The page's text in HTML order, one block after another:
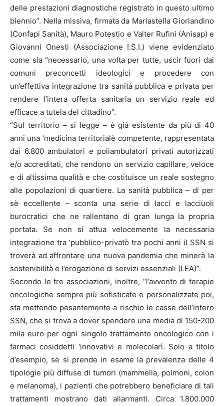
delle prestazioni diagnostiche registrato in questo ultimo
biennio”. Nella missiva, firmata da Mariastella Giorlandino
(Confapi Sanità), Mauro Potestio e Valter Rufini (Anisap) e
Giovanni Onesti (Associazione I.S.I.) viene evidenziato
come sia “necessario, una volta per tutte, uscir fuori dai
comuni preconcetti ideologici e procedere con
un’effettiva integrazione tra sanità pubblica e privata per
rendere l’intera offerta sanitaria un servizio reale ed
efficace a tutela del cittadino”.
“Sul territorio – si legge – è già esistente da più di 40
anni una ‘medicina territorialè competente, rappresentata
dai 6.800 ambulatori e poliambulatori privati autorizzati
e/o accreditati, che rendono un servizio capillare, veloce
e di altissima qualità e che costituisce un reale sostegno
alle popolazioni di quartiere. La sanità pubblica – di per
sè eccellente – sconta una serie di lacci e lacciuoli
burocratici che ne rallentano di gran lunga la propria
portata. Se non si attua velocemente la necessaria
integrazione tra ‘pubblico-privatò tra pochi anni il SSN si
troverà ad affrontare una nuova pandemia che minerà la
sostenibilità e l’erogazione di servizi essenziali (LEA)”.
Secondo le tre associazioni, inoltre, “l’avvento di terapie
oncologiche sempre più sofisticate e personalizzate poi,
sta mettendo pesantemente a rischio le casse dell’intero
SSN, che si trova a dover spendere una media di 150-200
mila euro per ogni singolo trattamento oncologico con i
farmaci cosiddetti ‘innovativi e molecolarì. Solo a titolo
d’esempio, se si prende in esame la prevalenza delle 4
tipologie più diffuse di tumori (mammella, polmoni, colon
e melanoma), i pazienti che potrebbero beneficiare di tali
trattamenti mostrano dati allarmanti. Circa 1.800.000